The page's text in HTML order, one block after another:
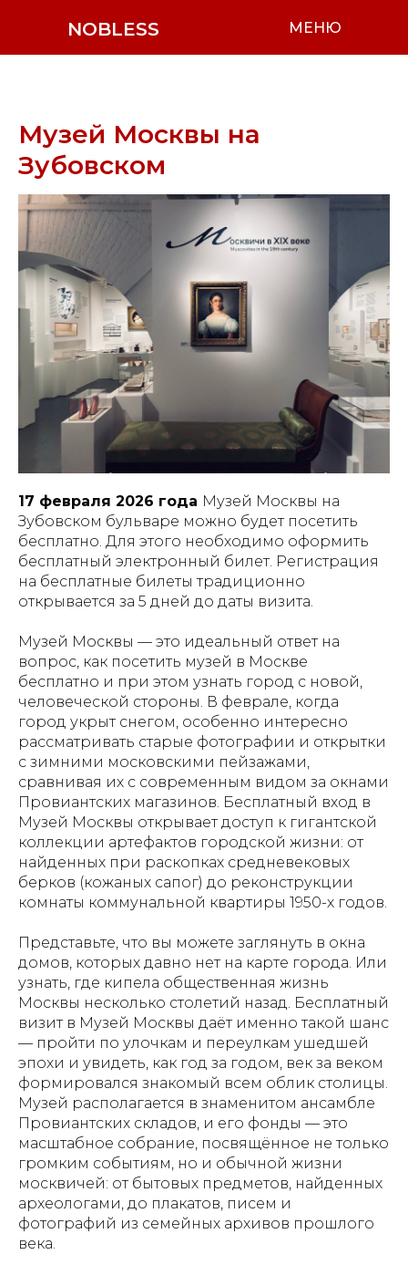
NOBLESS МЕНЮ
Музей Москвы на
Зубовском
17 февраля 2026 года Музей Москвы на
Зубовском бульваре можно будет посетить
бесплатно. Для этого необходимо оформить
бесплатный электронный билет. Регистрация
на бесплатные билеты традиционно
открывается за 5 дней до даты визита.
Музей Москвы — это идеальный ответ на
вопрос, как посетить музей в Москве
бесплатно и при этом узнать город с новой,
человеческой стороны. В феврале, когда
город укрыт снегом, особенно интересно
рассматривать старые фотографии и открытки
с зимними московскими пейзажами,
сравнивая их с современным видом за окнами
Провиантских магазинов. Бесплатный вход в
Музей Москвы открывает доступ к гигантской
коллекции артефактов городской жизни: от
найденных при раскопках средневековых
берков (кожаных сапог) до реконструкции
комнаты коммунальной квартиры 1950-х годов.
Представьте, что вы можете заглянуть в окна
домов, которых давно нет на карте города. Или
узнать, где кипела общественная жизнь
Москвы несколько столетий назад. Бесплатный
визит в Музей Москвы даёт именно такой шанс
— пройти по улочкам и переулкам ушедшей
эпохи и увидеть, как год за годом, век за веком
формировался знакомый всем облик столицы.
Музей располагается в знаменитом ансамбле
Провиантских складов, и его фонды — это
масштабное собрание, посвящённое не только
громким событиям, но и обычной жизни
москвичей: от бытовых предметов, найденных
археологами, до плакатов, писем и
фотографий из семейных архивов прошлого
века.